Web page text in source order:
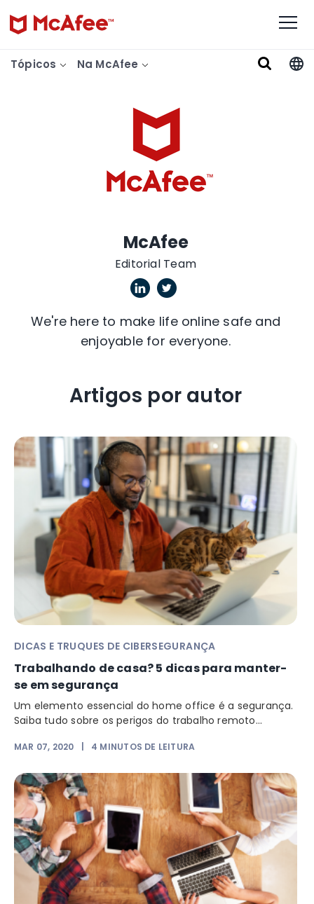
Tópicos Na McAfee
McAfee
Editorial Team
We're here to make life online safe and
enjoyable for everyone.
Artigos por autor
DICAS E TRUQUES DE CIBERSEGURANÇA
Trabalhando de casa? 5 dicas para manter-
se em segurança
Um elemento essencial do home office é a segurança.
Saiba tudo sobre os perigos do trabalho remoto...
MAR 07, 2020 4 MINUTOS DE LEITURA